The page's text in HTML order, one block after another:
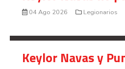
04 Ago 2026 Legionarios
Keylor Navas y